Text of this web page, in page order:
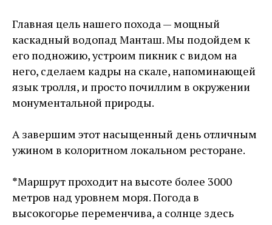
Главная цель нашего похода — мощный
каскадный водопад Манташ. Мы подойдем к
его подножию, устроим пикник с видом на
него, сделаем кадры на скале, напоминающей
язык тролля, и просто почиллим в окружении
монументальной природы.
А завершим этот насыщенный день отличным
ужином в колоритном локальном ресторане.
*Маршрут проходит на высоте более 3000
метров над уровнем моря. Погода в
высокогорье переменчива, а солнце здесь